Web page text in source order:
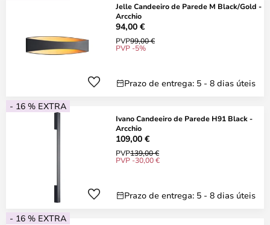
Jelle Candeeiro de Parede M Black/Gold -
Arcchio
94,00 €
PVP99,00 €
PVP -5%
Prazo de entrega: 5 - 8 dias úteis
- 16 % EXTRA
Ivano Candeeiro de Parede H91 Black -
Arcchio
109,00 €
PVP139,00 €
PVP -30,00 €
Prazo de entrega: 5 - 8 dias úteis
- 16 % EXTRA